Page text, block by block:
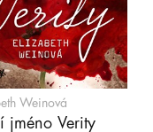
Weinová
jméno Verity